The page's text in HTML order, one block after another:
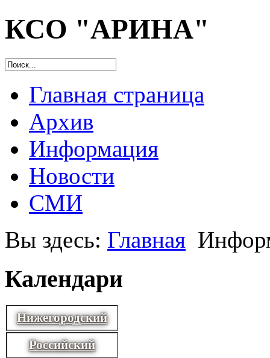
КСО "АРИНА"
Главная страница
Архив
Информация
Новости
СМИ
Вы здесь: Главная
Календари
Нижегородский
Российский